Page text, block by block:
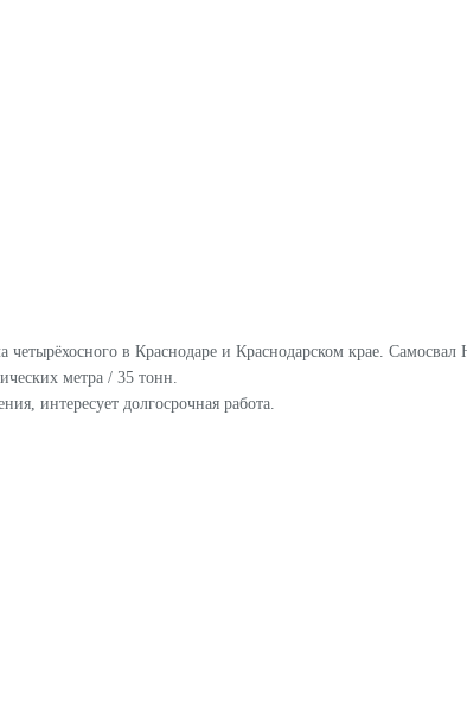
четырёхосного в Краснодаре и Краснодарском крае. Самосвал
метра / 35 тонн.
интересует долгосрочная работа.